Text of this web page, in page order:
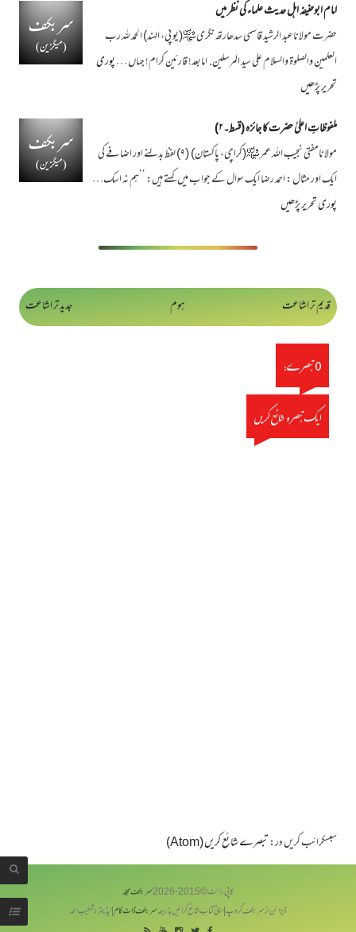
امام ابوحنیفہ اہل حدیث علماء کی نظر میں
حضرت مولاناعبد الرشید قاسمی سدھارتھ نگری ﷾(یو پی، الہند) الحمد للہ رب
العلمین والصلوة والسلام علی سید المرسلین. امابعد! قارئین کرام! جہاں …پوری
تحریر پڑھیں
ملفوظاتِ اعلیٰ حضرت کا جائزہ (قسط۔۲)
مولانامفتی نجیب اللہ عمر ﷾(کراچی، پاکستان) (۹) لفظ بدلنے اور اضافے کی
ایک اور مثال : احمد رضا ایک سوال کے جواب میں کہتے ہیں: ’’ہم نہ اسک…
پوری تحریر پڑھیں
جدید تر اشاعت قدیم تر اشاعت ہوم
0 تبصرے:
ایک تبصرہ شائع کریں
سبسکرائب کریں در:تبصرے شائع کریں (Atom)
کاپی رائٹ © 2015- 2026سربکف مجلہ
ڈیزائن از سر بکف گروپ | اپنی کتاب شائع کرائیں بذریعہسربکف ڈاٹ کام| ایڈیٹر: شکیب احمد